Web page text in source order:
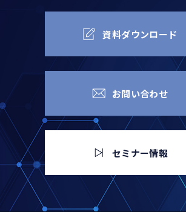
資料ダウンロード
お問い合わせ
セミナー情報